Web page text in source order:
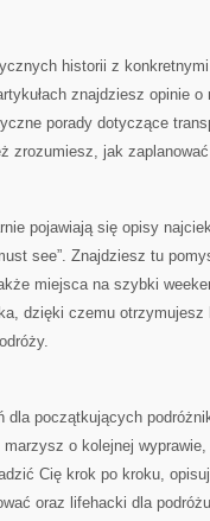
historii z
znajdziesz opinie
porady dotyczące
zrozumiesz, jak
pojawiają się opisy
see”. Znajdziesz tu
miejsca na szybki
dzięki czemu otrzymujesz
dla początkujących
o kolejnej
Cię krok po kroku,
oraz lifehacki dla